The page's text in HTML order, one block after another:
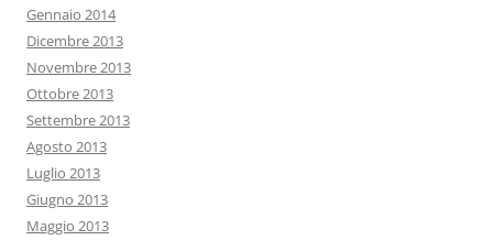
Gennaio 2014
Dicembre 2013
Novembre 2013
Ottobre 2013
Settembre 2013
Agosto 2013
Luglio 2013
Giugno 2013
Maggio 2013